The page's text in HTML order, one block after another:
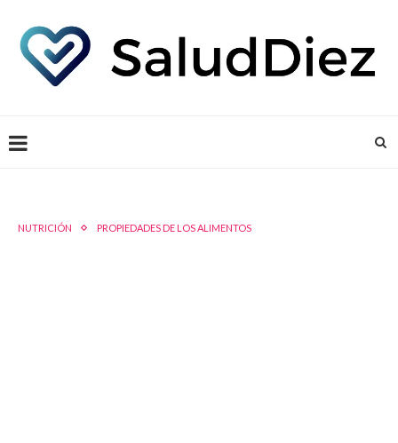
NUTRICIÓN PROPIEDADES DE LOS ALIMENTOS